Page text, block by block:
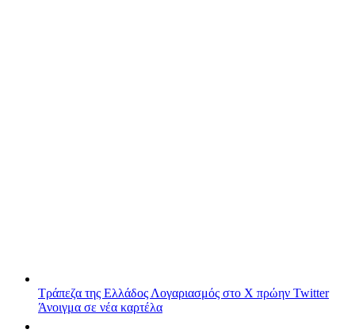
Τράπεζα της Ελλάδος Λογαριασμός στο X πρώην Twitter
Άνοιγμα σε νέα καρτέλα